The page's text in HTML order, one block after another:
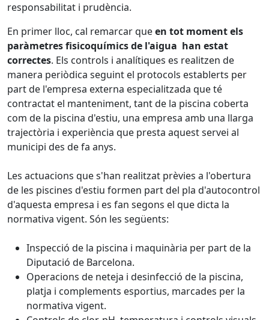
responsabilitat i prudència.
En primer lloc, cal remarcar queen tot moment els
paràmetres fisicoquímics de l'aigua han estat
correctes. Els controls i analítiques es realitzen de
manera periòdica seguint el protocols establerts per
part de l'empresa externa especialitzada que té
contractat el manteniment, tant de la piscina coberta
com de la piscina d'estiu, una empresa amb una llarga
trajectòria i experiència que presta aquest servei al
municipi des de fa anys.
Les actuacions que s'han realitzat prèvies a l'obertura
de les piscines d'estiu formen part del pla d'autocontrol
d'aquesta empresa i es fan segons el que dicta la
normativa vigent. Són les següents:
Inspecció de la piscina i maquinària per part de la
Diputació de Barcelona.
Operacions de neteja i desinfecció de la piscina,
platja i complements esportius, marcades per la
normativa vigent.